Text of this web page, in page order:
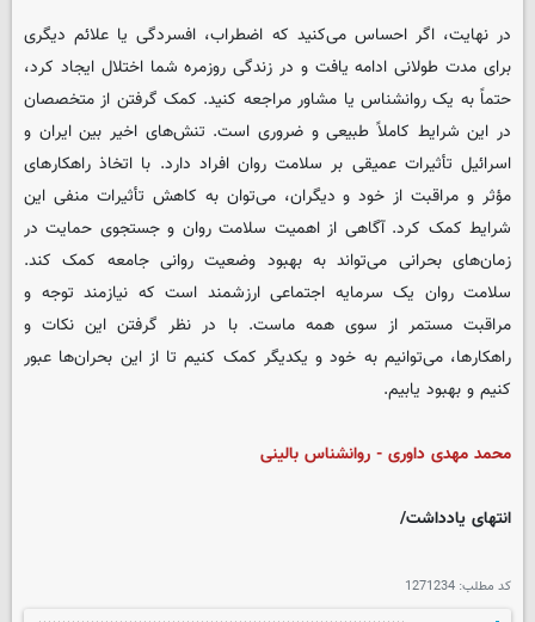
در نهایت، اگر احساس می‌کنید که اضطراب، افسردگی یا علائم دیگری
برای مدت طولانی ادامه یافت و در زندگی روزمره شما اختلال ایجاد کرد،
حتماً به یک روانشناس یا مشاور مراجعه کنید. کمک گرفتن از متخصصان
در این شرایط کاملاً طبیعی و ضروری است. تنش‌های اخیر بین ایران و
اسرائیل تأثیرات عمیقی بر سلامت روان افراد دارد. با اتخاذ راهکارهای
مؤثر و مراقبت از خود و دیگران، می‌توان به کاهش تأثیرات منفی این
شرایط کمک کرد. آگاهی از اهمیت سلامت روان و جستجوی حمایت در
زمان‌های بحرانی می‌تواند به بهبود وضعیت روانی جامعه کمک کند.
سلامت روان یک سرمایه اجتماعی ارزشمند است که نیازمند توجه و
مراقبت مستمر از سوی همه ماست. با در نظر گرفتن این نکات و
راهکارها، می‌توانیم به خود و یکدیگر کمک کنیم تا از این بحران‌ها عبور
کنیم و بهبود یابیم.
محمد مهدی داوری - روانشناس بالینی
انتهای یادداشت/
کد مطلب: 1271234